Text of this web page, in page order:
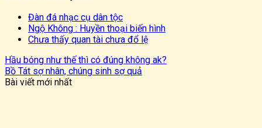
Đàn đá nhạc cụ dân tộc
Ngộ Không : Huyền thoại biến hình
Chưa thấy quan tài chưa đổ lệ
Hầu bóng như thế thì có đúng không ak?
Bồ Tát sợ nhân, chúng sinh sợ quả
Bài viết mới nhất